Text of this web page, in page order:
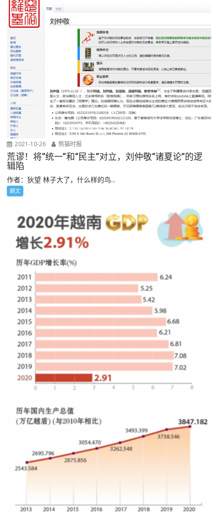
2021-10-26 熊猫时报
荒谬！将“统一”和“民主”对立，刘仲敬“诸夏论”的逻
辑陷
作者：狄望 林子大了，什么样的鸟...
網文